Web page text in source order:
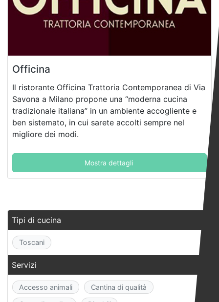
Officina
Il ristorante Officina Trattoria Contemporanea di Via
Savona a Milano propone una “moderna cucina
tradizionale italiana” in un ambiente accogliente e
ben sistemato, in cui sarete accolti sempre nel
migliore dei modi.
Mostra dettagli
Tipi di cucina
Toscani
Servizi
Accesso animali Cantina di qualità